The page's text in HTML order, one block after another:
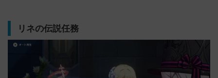
リネの伝説任務